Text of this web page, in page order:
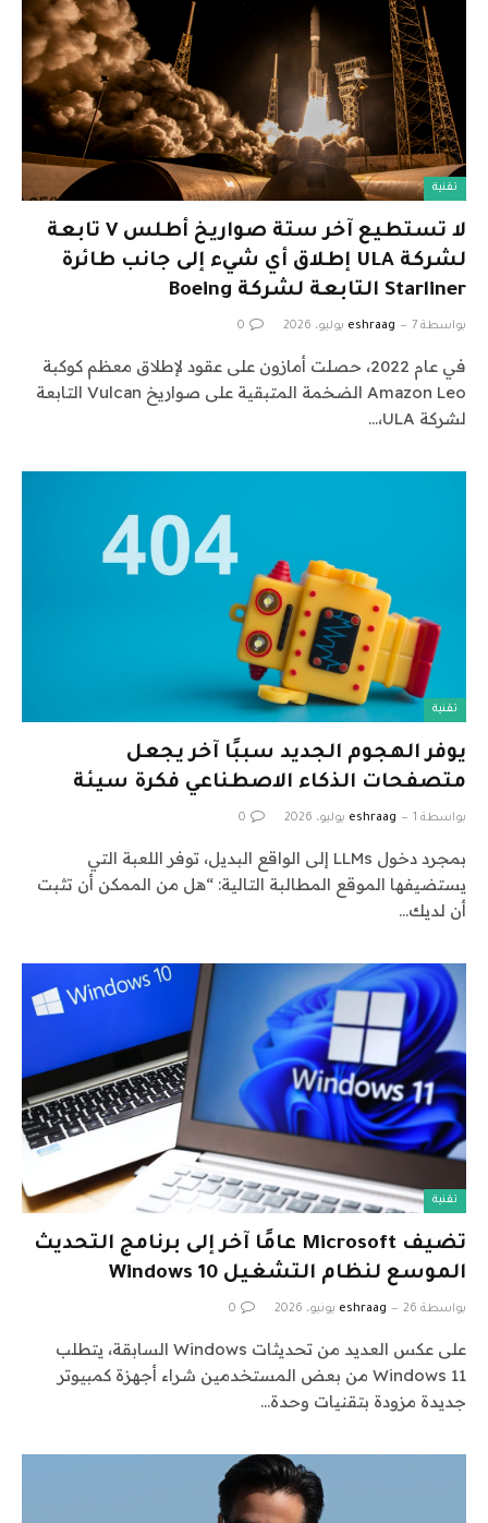
تقنية
لا تستطيع آخر ستة صواريخ أطلس V تابعة
لشركة ULA إطلاق أي شيء إلى جانب طائرة
Starliner التابعة لشركة Boeing
بواسطة eshraag 7 يوليو، 2026 0
في عام 2022، حصلت أمازون على عقود لإطلاق معظم كوكبة
Amazon Leo الضخمة المتبقية على صواريخ Vulcan التابعة
لشركة ULA،…
تقنية
يوفر الهجوم الجديد سببًا آخر يجعل
متصفحات الذكاء الاصطناعي فكرة سيئة
بواسطة eshraag 1 يوليو، 2026 0
بمجرد دخول LLMs إلى الواقع البديل، توفر اللعبة التي
يستضيفها الموقع المطالبة التالية: “هل من الممكن أن تثبت
أن لديك…
تقنية
تضيف Microsoft عامًا آخر إلى برنامج التحديث
الموسع لنظام التشغيل Windows 10
بواسطة eshraag 26 يونيو، 2026 0
على عكس العديد من تحديثات Windows السابقة، يتطلب
Windows 11 من بعض المستخدمين شراء أجهزة كمبيوتر
جديدة مزودة بتقنيات وحدة…